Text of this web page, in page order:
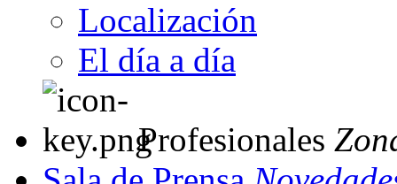
Localización
El día a día
Profesionales